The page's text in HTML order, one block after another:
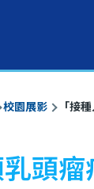
校園展影 「接種
乳頭